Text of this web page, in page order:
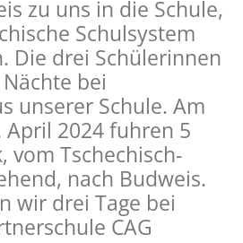
zu uns in die Schule,
Schulsystem
Die drei Schülerinnen
bei
unserer Schule. Am
April 2024 fuhren 5
vom Tschechisch-
nach Budweis.
wir drei Tage bei
CAG